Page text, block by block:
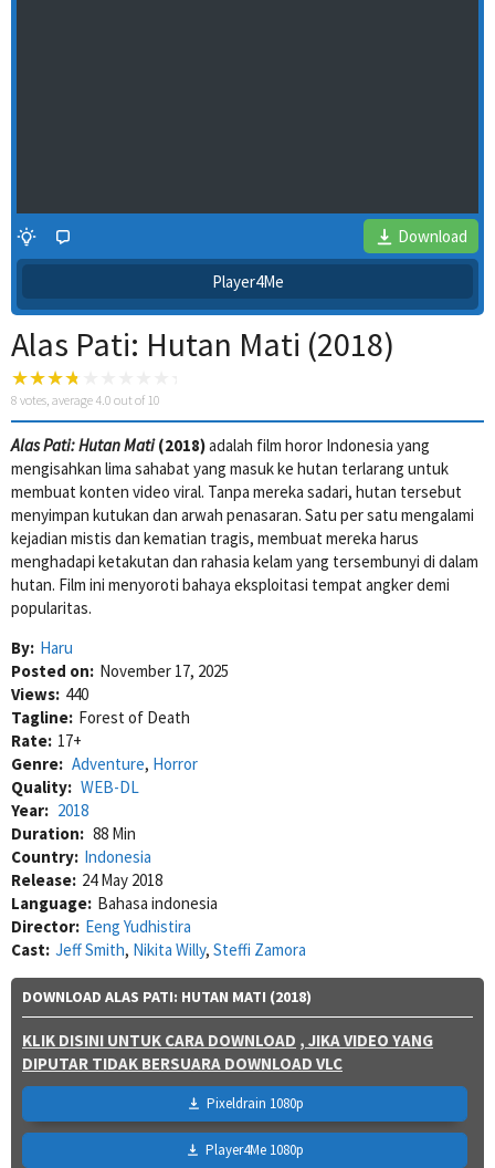
4 Wait Time
Download
Player4Me
Alas Pati: Hutan Mati (2018)
8 votes, average 4.0 out of 10
Alas Pati: Hutan Mati(2018)adalah film horor Indonesia yang
mengisahkan lima sahabat yang masuk ke hutan terlarang untuk
membuat konten video viral. Tanpa mereka sadari, hutan tersebut
menyimpan kutukan dan arwah penasaran. Satu per satu mengalami
kejadian mistis dan kematian tragis, membuat mereka harus
menghadapi ketakutan dan rahasia kelam yang tersembunyi di dalam
hutan. Film ini menyoroti bahaya eksploitasi tempat angker demi
popularitas.
By: Haru
Posted on: November 17, 2025
Views: 440
Tagline: Forest of Death
Rate: 17+
Genre: Adventure, Horror
Quality: WEB-DL
Year: 2018
Duration: 88 Min
Country: Indonesia
Release: 24 May 2018
Language: Bahasa indonesia
Director: Eeng Yudhistira
Cast: Jeff Smith, Nikita Willy, Steffi Zamora
DOWNLOAD ALAS PATI: HUTAN MATI (2018)
KLIK DISINI UNTUK CARA DOWNLOAD , JIKA VIDEO YANG
DIPUTAR TIDAK BERSUARA DOWNLOAD VLC
Pixeldrain 1080p
Player4Me 1080p